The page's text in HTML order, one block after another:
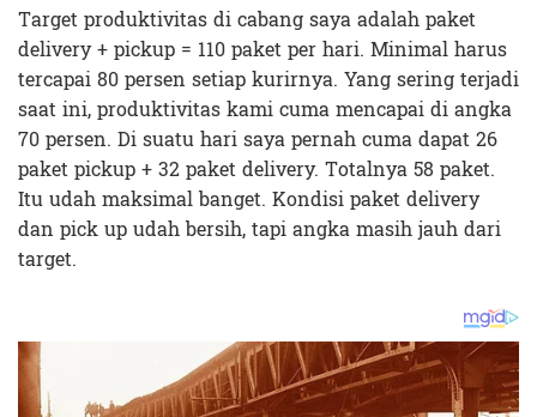
Target produktivitas di cabang saya adalah paket
delivery + pickup = 110 paket per hari. Minimal harus
tercapai 80 persen setiap kurirnya. Yang sering terjadi
saat ini, produktivitas kami cuma mencapai di angka
70 persen. Di suatu hari saya pernah cuma dapat 26
paket pickup + 32 paket delivery. Totalnya 58 paket.
Itu udah maksimal banget. Kondisi paket delivery
dan pick up udah bersih, tapi angka masih jauh dari
target.